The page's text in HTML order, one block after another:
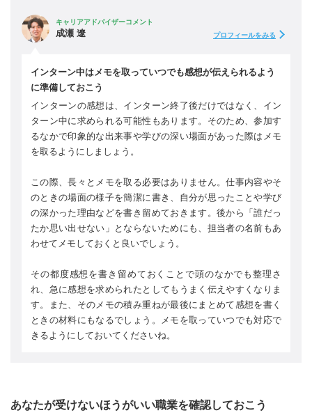
キャリアアドバイザーコメント
成瀬 遼 プロフィールをみる
インターン中はメモを取っていつでも感想が伝えられるよう
に準備しておこう
インターンの感想は、インターン終了後だけではなく、イン
ターン中に求められる可能性もあります。そのため、参加す
るなかで印象的な出来事や学びの深い場面があった際はメモ
を取るようにしましょう。
この際、長々とメモを取る必要はありません。仕事内容やそ
のときの場面の様子を簡潔に書き、自分が思ったことや学び
の深かった理由などを書き留めておきます。後から「誰だっ
たか思い出せない」とならないためにも、担当者の名前もあ
わせてメモしておくと良いでしょう。
その都度感想を書き留めておくことで頭のなかでも整理さ
れ、急に感想を求められたとしてもうまく伝えやすくなりま
す。また、そのメモの積み重ねが最後にまとめて感想を書く
ときの材料にもなるでしょう。メモを取っていつでも対応で
きるようにしておいてくださいね。
あなたが受けないほうがいい職業を確認しておこう